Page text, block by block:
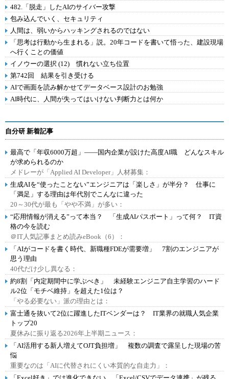
482.「脱走」したAIのサイバー攻撃
包み込んでいく、セキュリティ
人間は、弱いからハッキングされるのではない
「思考は行動から生まれる」説。20年コードを書いて悟った、建設現場
へ行くことの価値
イノウーの選択 (12) 慣れない立ち位置
第742回 結果を引き受ける
AIで画面を読み解かせてデータベース設計のお勉強
AI時代に、人間が失ってはいけない判断力とは何か
自分研 新着記事
最高で「年収6000万超」――国内企業が設けた高度AI職 どんなスキル
が求められるのか
メドレーが「Applied AI Developer」人材募集：
生成AIを“使ったことない”エンジニアは「楽しさ」が半分？ 仕事に
「満足」する理由は年代別でこんなに違った
20～30代が最も「やや不満」が多い：
“応用情報が消える”って本当？ 「生成AIパスポート」って何？ IT資
格の今を読む
＠IT人気記事まとめ読みeBook（6）：
「AIがコードを書く時代、新職種FDEが需要増」 7割のエンジニアが
思う理由
40代だけ少し異なる：
約8割「内定期間中に学ぶべき」 未経験エンジニア自主学習のハード
ル2位「モチベ維持」を超えた1位は？
「やる必要ない」派の理由とは：
富士通を抜いて2位に躍進したITベンダーは？ IT業界の就職人気企業
トップ20
夏休みに振り返る2026年上半期ニュース：
「AI活用する新人増えてOJT負担増」 複数の調査で露呈した現場の苦
悩
重要なのは「AIに代替されにくい本質的な自走力」：